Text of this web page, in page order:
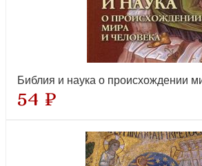
Энциклопедии, справочники, словари
Азбука духовная. Алфавитно-
творения «Слова
Библия и наука о происхождении
54 ₽